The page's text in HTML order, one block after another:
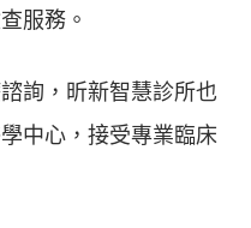
服務。
詢，昕新智慧診所也
中心，接受專業臨床